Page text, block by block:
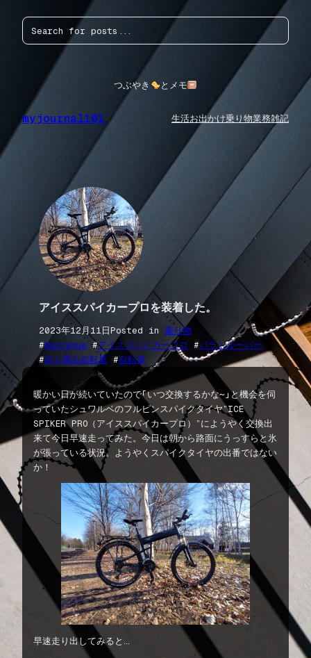
検
索
つぶやき とメモ
myjournal101 生活お出かけ乗り物業務雑記
アイススパイカープロを装着した。
2023年12月11日 Posted in 乗り物
#Montague #アイススパイカープロ #パラトルーパー
#折り畳み自転車 #自転車
暖かい日が続いていたので「いつ交換するかな〜」と機会を伺
っていたシュワルベのフルピンスパイクタイヤ”ICE
SPIKER PRO（アイススパイカープロ）”にようやく交換出
来て今日早速走ってみた。今日は朝から路面にうっすらと氷
が張っている状況。ようやくスパイクタイヤの出番ではない
か！
早速走り出してみると…